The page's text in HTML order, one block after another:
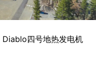
四号地热发电机